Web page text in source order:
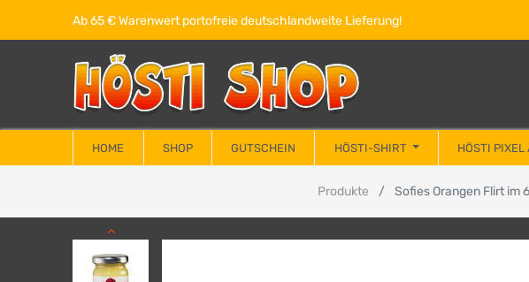
Ab 65 € Warenwert portofreie deutschlandweite Lieferung!
HOME SHOP GUTSCHEIN HÖSTI-SHIRT HÖSTI PIXEL
Produkte Sofies Orangen Flirt im